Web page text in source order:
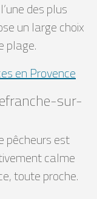
des plus
un large choix
plage.
en Provence
sur-
pêcheurs est
calme
toute proche.